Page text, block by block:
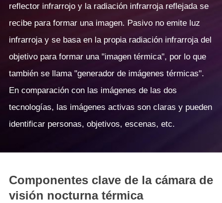
reflector infrarrojo y la radiación infrarroja reflejada se
recibe para formar una imagen. Pasivo no emite luz
infrarroja y se basa en la propia radiación infrarroja del
objetivo para formar una "imagen térmica", por lo que
también se llama "generador de imágenes térmicas".
En comparación con las imágenes de las dos
tecnologías, las imágenes activas son claras y pueden
identificar personas, objetivos, escenas, etc.
Componentes clave de la cámara de
visión nocturna térmica